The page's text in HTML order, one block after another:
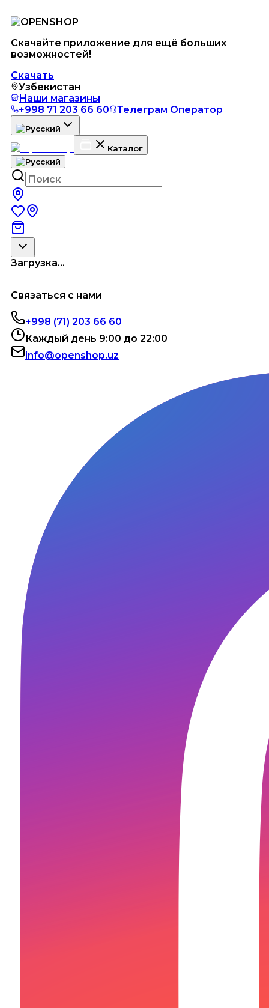
Скачайте приложение для ещё больших
возможностей!
Скачать
Узбекистан
Наши магазины
+998 71 203 66 60
Телеграм Оператор
Каталог
Загрузка...
Связаться с нами
+998 (71) 203 66 60
Каждый день 9:00 до 22:00
info@openshop.uz